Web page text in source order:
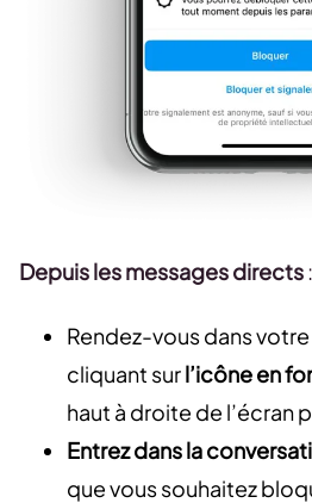
Depuis les messages directs:
Rendez-vous dans
cliquant surl’icône en
haut à droite de l’écran
Entrez dans la
que vous souhaitez